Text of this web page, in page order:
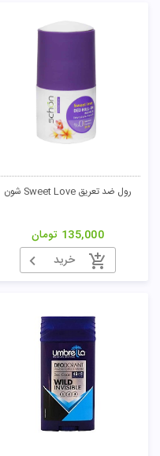
رول ضد تعریق Sweet Love شون
135,000 تومان
خرید